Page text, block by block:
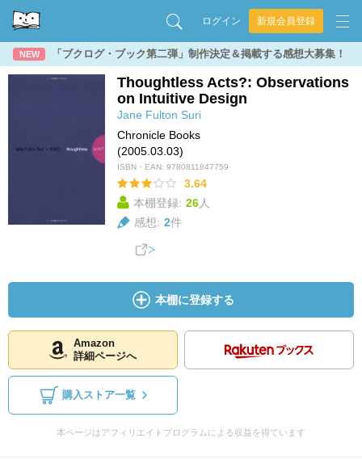
ログイン 新規会員登録
NEW 「ブクログ・ブック第二弾」制作決定＆掲載する感想大募集！
Thoughtless Acts?: Observations
on Intuitive Design
Jane Fulton Suri
Chronicle Books
(2005.03.03)
ISBN・EAN: 9780811847759
3.64
本棚登録: 26人
感想: 2件
本棚に登録する
Amazon
詳細ページへ
購入ストア一覧
本ページはアフィリエイトプログラムによる収益を得ています